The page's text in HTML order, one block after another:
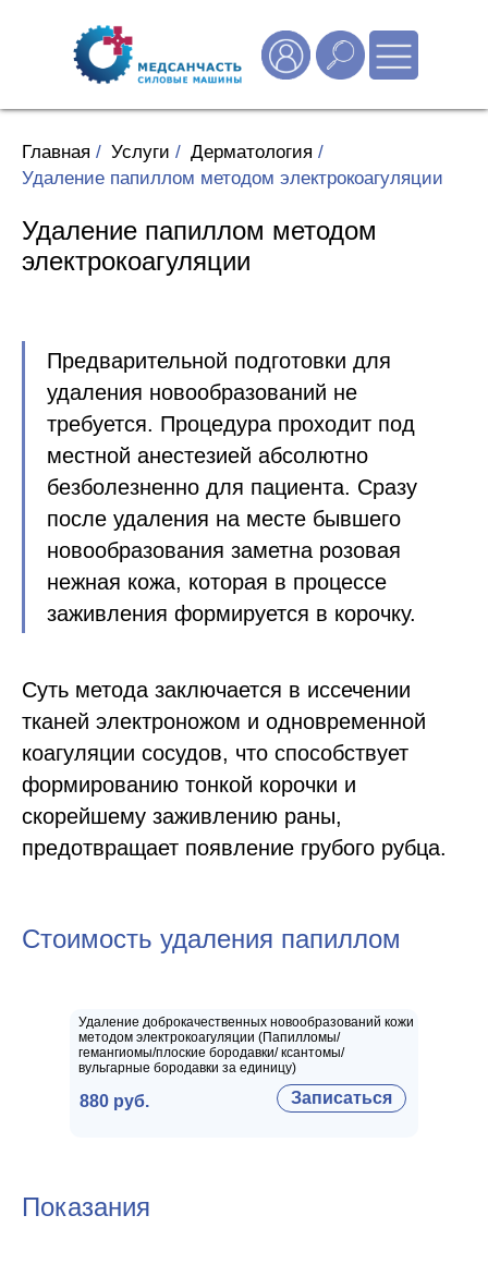
Главная / Услуги / Дерматология /
Удаление папиллом методом электрокоагуляции
Удаление папиллом методом
электрокоагуляции
Предварительной подготовки для
удаления новообразований не
требуется. Процедура проходит под
местной анестезией абсолютно
безболезненно для пациента. Сразу
после удаления на месте бывшего
новообразования заметна розовая
нежная кожа, которая в процессе
заживления формируется в корочку.
Суть метода заключается в иссечении
тканей электроножом и одновременной
коагуляции сосудов, что способствует
формированию тонкой корочки и
скорейшему заживлению раны,
предотвращает появление грубого рубца.
Стоимость удаления папиллом
Удаление доброкачественных новообразований кожи
методом электрокоагуляции (Папилломы/
гемангиомы/плоские бородавки/ ксантомы/
вульгарные бородавки за единицу)
Записаться
880 руб.
Показания